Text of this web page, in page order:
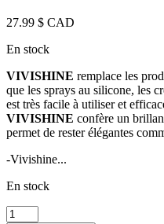
27.99 $ CAD
En stock
VIVISHINE remplace les
que les sprays au silicone, les
est très facile à utiliser et
VIVISHINE confère un
permet de rester élégantes
-Vivishine...
En stock
quantité